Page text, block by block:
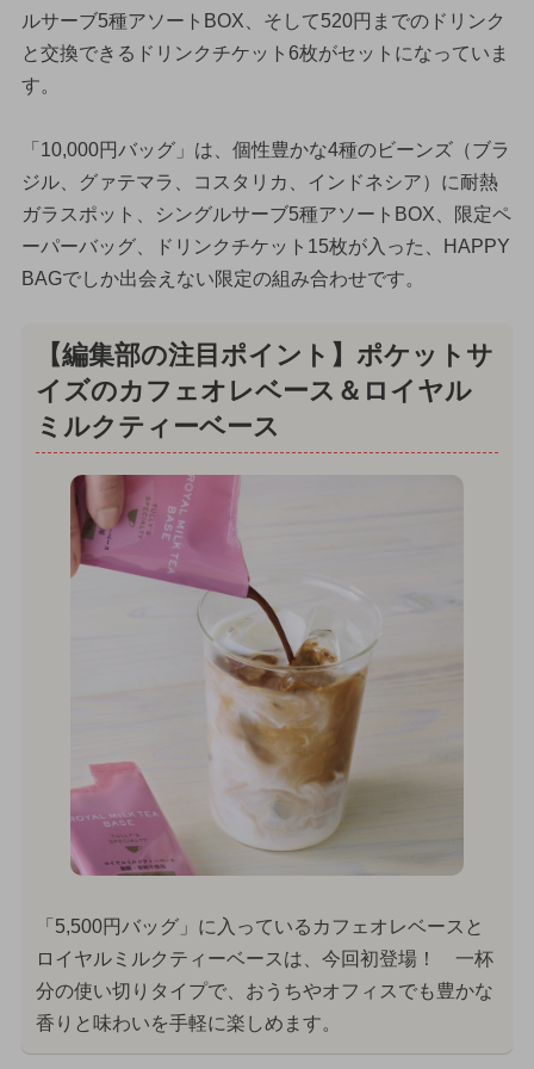
ルサーブ5種アソートBOX、そして520円までのドリンク
と交換できるドリンクチケット6枚がセットになっていま
す。
「10,000円バッグ」は、個性豊かな4種のビーンズ（ブラ
ジル、グァテマラ、コスタリカ、インドネシア）に耐熱
ガラスポット、シングルサーブ5種アソートBOX、限定ペ
ーパーバッグ、ドリンクチケット15枚が入った、HAPPY
BAGでしか出会えない限定の組み合わせです。
【編集部の注目ポイント】ポケットサ
イズのカフェオレベース＆ロイヤル
ミルクティーベース
「5,500円バッグ」に入っているカフェオレベースと
ロイヤルミルクティーベースは、今回初登場！ 一杯
分の使い切りタイプで、おうちやオフィスでも豊かな
香りと味わいを手軽に楽しめます。